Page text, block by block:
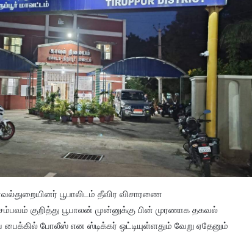
பூபாலிடம் தீவிர விசாரணை
குறித்து பூபாலன் முன்னுக்கு பின் முரணாக தகவல்
பைக்கில் போலீஸ் என ஸ்டிக்கர் ஒட்டியுள்ளதும் வேறு ஏதேனும்